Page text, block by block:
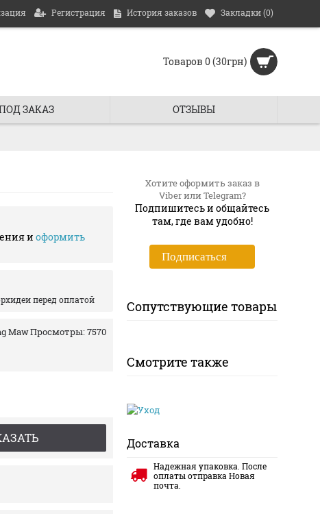
Регистрация История заказов Закладки (0)
Товаров 0 (30грн)
ЗАКАЗ ОТЗЫВЫ
Хотите оформить заказ в
Viber или Telegram?
Подпишитесь и общайтесь
там, где вам удобно!
Подписаться
Сопутствующие товары
Смотрите также
Доставка
Надежная упаковка. После
оплаты отправка Новая
почта.
и оформить
перед оплатой
Просмотры: 7570
Maw